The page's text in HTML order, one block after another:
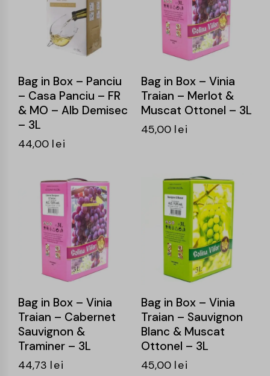
Bag in Box – Panciu
– Casa Panciu – FR
& MO – Alb Demisec
– 3L
44,00 lei
Bag in Box – Vinia
Traian – Merlot &
Muscat Ottonel – 3L
45,00 lei
Bag in Box – Vinia
Traian – Cabernet
Sauvignon &
Traminer – 3L
44,73 lei
Bag in Box – Vinia
Traian – Sauvignon
Blanc & Muscat
Ottonel – 3L
45,00 lei